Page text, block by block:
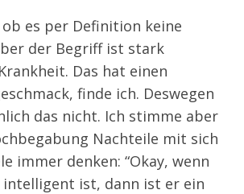
es per Definition keine
der Begriff ist stark
Das hat einen
finde ich. Deswegen
das nicht. Ich stimme aber
Nachteile mit sich
immer denken: “Okay, wenn
ist, dann ist er ein